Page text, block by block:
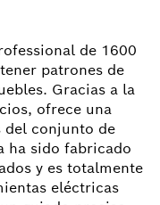
de 1600
patrones de
Gracias a la
ofrece una
del conjunto de
ha sido fabricado
y es totalmente
eléctricas